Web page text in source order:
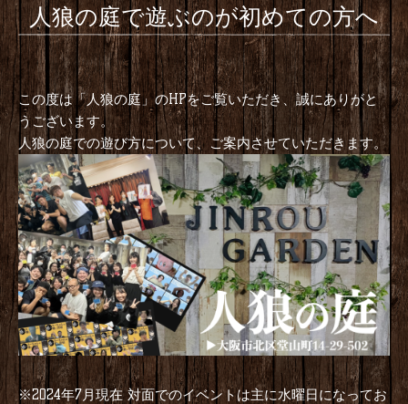
人狼の庭で遊ぶのが初めての方へ
この度は「人狼の庭」のHPをご覧いただき、誠にありがと
うございます。
人狼の庭での遊び方について、ご案内させていただきます。
※2024年7月現在 対面でのイベントは主に水曜日になってお